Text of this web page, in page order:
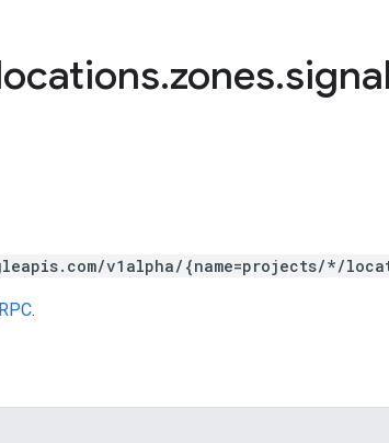
.zones.
v1alpha/{name=projects/*/
.